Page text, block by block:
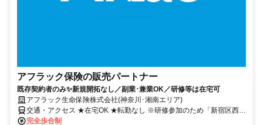
アフラック保険の販売パートナー
既存契約者のみ✨新規開拓なし／副業･兼業OK／研修等は在宅可
アフラック生命保険株式会社(神奈川･湘南エリア)
交通・アクセス ★在宅OK ★転勤なし ※研修参加のため「新宿区西新
宿」への出社あり
完全歩合制